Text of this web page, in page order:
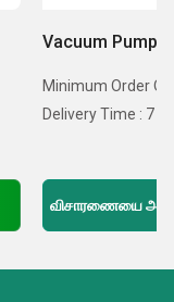
Vacuum Pumps
Minimum Order
Delivery Time : 7
விசாரணையை